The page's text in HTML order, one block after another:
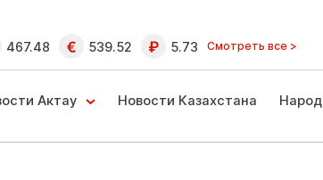
467.48 539.52 5.73 Смотреть все >
Актау Новости Казахстана